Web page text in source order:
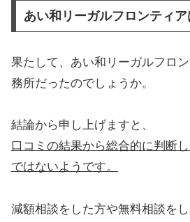
あい和リーガルフロンティア
果たして、あい和リーガルフロ
務所だったのでしょうか。
結論から申し上げますと、
口コミの結果から総合的に判断
ではないようです。
減額相談をした方や無料相談を